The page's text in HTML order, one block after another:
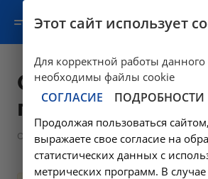
Скорая
помощь
О клинике — Сотрудники — Скорая
Этот сайт использует
Для корректной работы данного
необходимы файлы cookie
СОГЛАСИЕ ПОДРОБНОСТИ
Продолжая пользоваться
выражаете свое согласие на
статистических данных с
метрических программ. В